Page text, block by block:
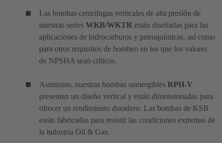
Las bombas centrifugas verticales de alta presión de
nuestras series WKB/WKTR están diseñadas para las
aplicaciones de hidrocarburos y petroquímicas, así como
para otros requisitos de bombeo en los que los valores
de NPSHA sean críticos.
Asimismo, nuestras bombas sumergibles RPH-V
presentan un diseño vertical y están dimensionadas para
ofrecer un rendimiento duradero. Las bombas de KSB
están fabricadas para resistir las condiciones extremas de
la industria Oil & Gas.